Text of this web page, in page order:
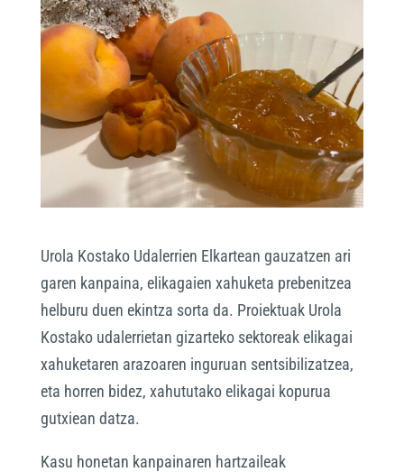
Urola Kostako Udalerrien Elkartean gauzatzen ari
garen kanpaina, elikagaien xahuketa prebenitzea
helburu duen ekintza sorta da. Proiektuak Urola
Kostako udalerrietan gizarteko sektoreak elikagai
xahuketaren arazoaren inguruan sentsibilizatzea,
eta horren bidez, xahututako elikagai kopurua
gutxiean datza.
Kasu honetan kanpainaren hartzaileak